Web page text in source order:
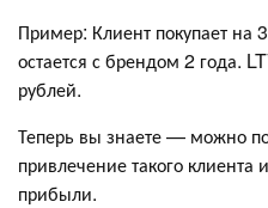
Пример: Клиент покупает на
остается с брендом 2 года.
рублей.
Теперь вы знаете — можно
привлечение такого клиента
прибыли.